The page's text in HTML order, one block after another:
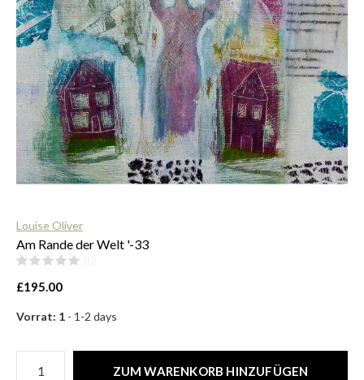
Louise Oliver
Am Rande der Welt '-33
£195.00
Vorrat: 1 - 1-2 days
ZUM WARENKORB HINZUFÜGEN